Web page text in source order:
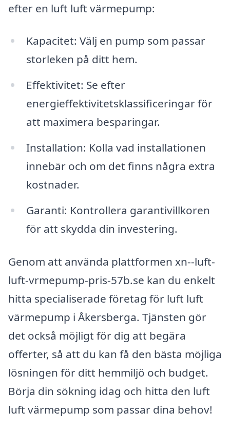
efter en luft luft värmepump:
Kapacitet: Välj en pump som passar
storleken på ditt hem.
Effektivitet: Se efter
energieffektivitetsklassificeringar för
att maximera besparingar.
Installation: Kolla vad installationen
innebär och om det finns några extra
kostnader.
Garanti: Kontrollera garantivillkoren
för att skydda din investering.
Genom att använda plattformen xn--luft-
luft-vrmepump-pris-57b.se kan du enkelt
hitta specialiserade företag för luft luft
värmepump i Åkersberga. Tjänsten gör
det också möjligt för dig att begära
offerter, så att du kan få den bästa möjliga
lösningen för ditt hemmiljö och budget.
Börja din sökning idag och hitta den luft
luft värmepump som passar dina behov!